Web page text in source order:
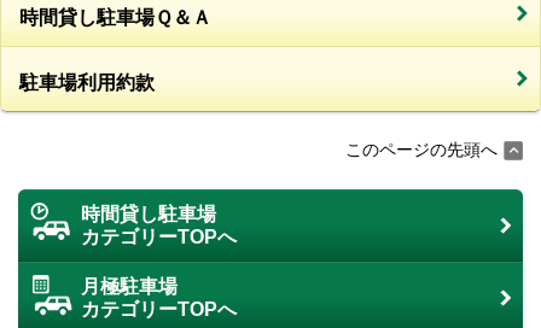
時間貸し駐車場Ｑ＆Ａ
駐車場利用約款
このページの先頭へ
時間貸し駐車場
カテゴリーTOPへ
月極駐車場
カテゴリーTOPへ